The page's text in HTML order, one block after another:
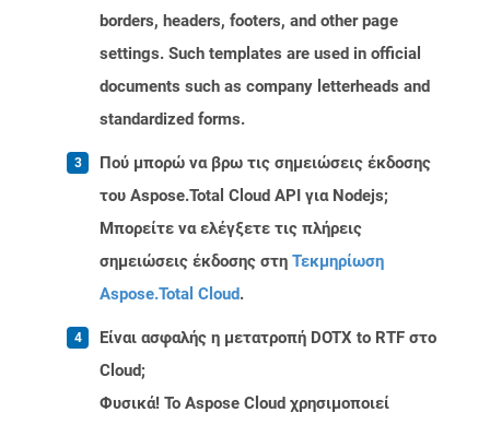
borders, headers, footers, and other page
settings. Such templates are used in official
documents such as company letterheads and
standardized forms.
Πού μπορώ να βρω τις σημειώσεις έκδοσης
του Aspose.Total Cloud API για Nodejs;
Μπορείτε να ελέγξετε τις πλήρεις
σημειώσεις έκδοσης στη Τεκμηρίωση
Aspose.Total Cloud.
Είναι ασφαλής η μετατροπή DOTX to RTF στο
Cloud;
Φυσικά! Το Aspose Cloud χρησιμοποιεί